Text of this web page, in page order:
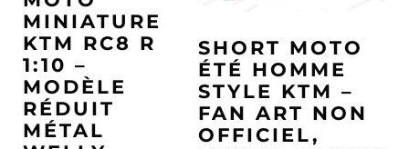
MINIATURE
KTM RC8 R
1:10 –
MODÈLE
RÉDUIT
MÉTAL
SHORT MOTO
ÉTÉ HOMME
STYLE KTM –
FAN ART NON
OFFICIEL,